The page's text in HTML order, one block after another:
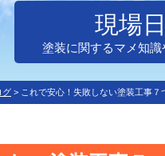
現場
塗装に関するマメ知
グ > これで安心！失敗しない塗装工事